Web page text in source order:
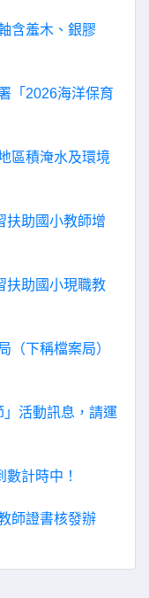
含羞木、銀膠
「2026海洋保育
區積淹水及環境
扶助國小教師增
扶助國小現職教
（下稱檔案局）
活動訊息，請運
計時中！
師證書核發辦